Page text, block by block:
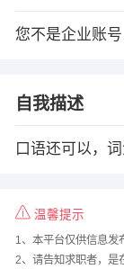
您不是企业账
自我描述
口语还可以，
温馨提示
1、本平台仅供信息发
2、请告知求职者，是